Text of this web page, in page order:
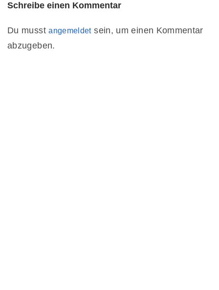
Schreibe einen Kommentar
Du musstangemeldetsein, um einen Kommentar
abzugeben.